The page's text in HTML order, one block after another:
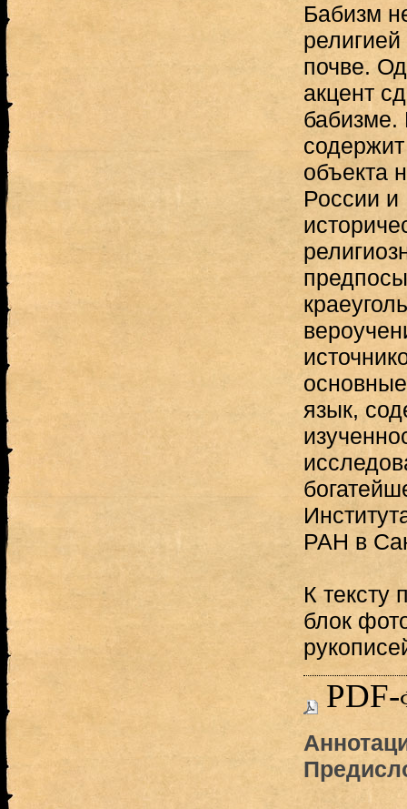
Бабизм
почве.
акцент
бабизме.
объекта
России и
язык,
РАН в
К тексту
блок
PDF-